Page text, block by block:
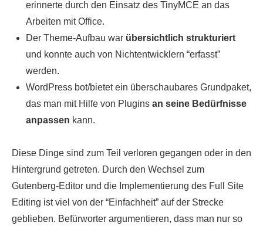
erinnerte durch den Einsatz des TinyMCE an das
Arbeiten mit Office.
Der Theme-Aufbau war übersichtlich strukturiert
und konnte auch von Nichtentwicklern “erfasst”
werden.
WordPress bot/bietet ein überschaubares Grundpaket,
das man mit Hilfe von Plugins an seine Bedürfnisse
anpassen kann.
Diese Dinge sind zum Teil verloren gegangen oder in den
Hintergrund getreten. Durch den Wechsel zum
Gutenberg-Editor und die Implementierung des Full Site
Editing ist viel von der “Einfachheit” auf der Strecke
geblieben. Befürworter argumentieren, dass man nur so